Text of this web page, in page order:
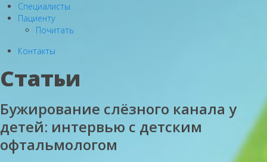
Специалисты
Пациенту
Почитать
Контакты
Статьи
Бужирование слёзного канала у
детей: интервью с детским
офтальмологом